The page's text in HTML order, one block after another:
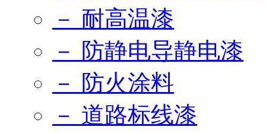
－ 耐高温漆
－ 防静电导静电漆
－ 防火涂料
－ 道路标线漆